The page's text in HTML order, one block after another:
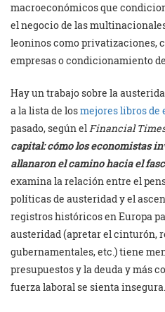
macroeconómicos que
el negocio de las
leoninos como privatizaciones,
empresas o condicionamiento
Hay un trabajo sobre la
a la lista de losmejores libros de
pasado, según elFinancial
capital: cómo los economistas
allanaron el camino hacia el
examina la relación entre el
políticas de austeridad y el
registros históricos en Europa
austeridad (apretar el cinturón,
gubernamentales, etc.) tiene
presupuestos y la deuda y más
fuerza laboral se sienta insegura.